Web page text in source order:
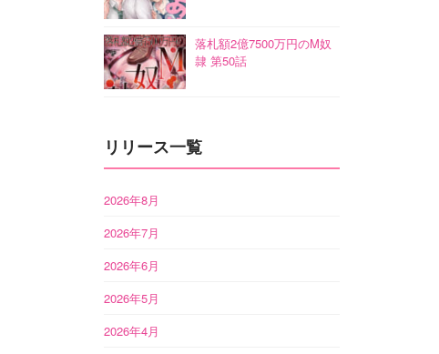
落札額2億7500万円のM奴
隷 第50話
リリース一覧
2026年8月
2026年7月
2026年6月
2026年5月
2026年4月